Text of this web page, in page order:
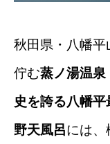
秋田県・八幡平
佇む蒸ノ湯温泉
史を誇る八幡
野天風呂には、